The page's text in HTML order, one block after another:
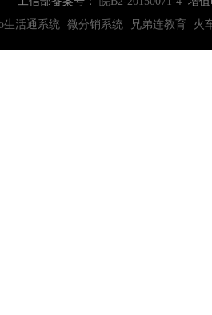
生活通系统 微分销系统 兄弟连教育 火